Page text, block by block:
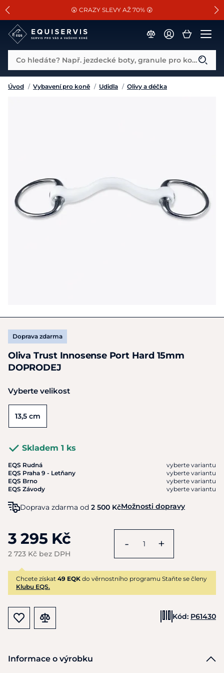
SLEVA 13% na vše od Cassini!
😮 CRAZY SLEVY AŽ 70% 😮
📐Pasování a doplňky k vybraným sedlům ZDARMA 🐴
Co hledáte? Např. jezdecké boty, granule pro koně...
Úvod / Vybavení pro koně / Udidla / Olivy a déčka
Doprava zdarma
Oliva Trust Innosense Port Hard 15mm
DOPRODEJ
Vyberte velikost
13,5 cm
Skladem 1 ks
EQS Rudná
vyberte variantu
EQS Praha 9 - Letňany
vyberte variantu
EQS Brno
vyberte variantu
EQS Závody
vyberte variantu
Doprava zdarma od 2 500 KčMožnosti dopravy
3 295 Kč
2 723 Kč bez DPH
- +
Chcete získat 49 EQK do věrnostního programu Staňte se členy
Klubu EQS.
Kód: P61430
Informace o výrobku